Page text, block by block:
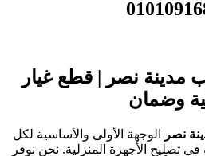
مدينة نصر | قطع غيار
وضمان
نصر
الوجهة الأولى والأساسية لكل
تصليح الأجهزة المنزلية. نحن نوفر